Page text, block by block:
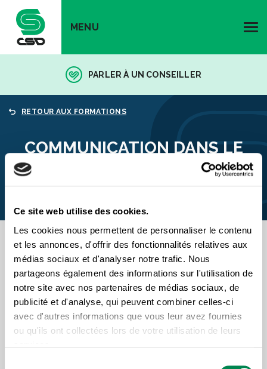
Ce site web utilise des cookies.
Les cookies nous permettent de personnaliser le contenu
et les annonces, d'offrir des fonctionnalités relatives aux
médias sociaux et d'analyser notre trafic. Nous
partageons également des informations sur l'utilisation de
notre site avec nos partenaires de médias sociaux, de
publicité et d'analyse, qui peuvent combiner celles-ci
avec d'autres informations que vous leur avez fournies
ou qu'ils ont collectées lors de votre utilisation de leurs
MENU
PARLER À UN CONSEILLER
RETOUR AUX FORMATIONS
COMMUNICATION DANS LE
Préalable(s)
Initiation à la vie syndicale (IVS)
Cette formation permet d’outiller les personnes
élues au niveau des communications internes, pour